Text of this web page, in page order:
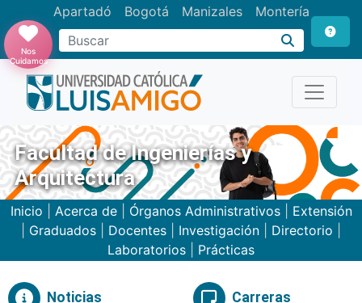
Apartadó Bogotá Manizales Montería
Buscar
Nos
Cuidamos
Facultad de Ingenierías y
Arquitectura
Inicio Acerca de| Órganos Administrativos| Extensión
Graduados Docentes Investigación Directorio
Laboratorios
Prácticas
Noticias Carreras